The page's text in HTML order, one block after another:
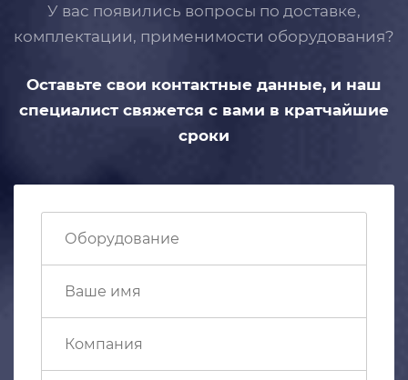
У вас появились вопросы по доставке,
комплектации, применимости оборудования?
Оставьте свои контактные данные, и наш
специалист свяжется с вами в кратчайшие
сроки